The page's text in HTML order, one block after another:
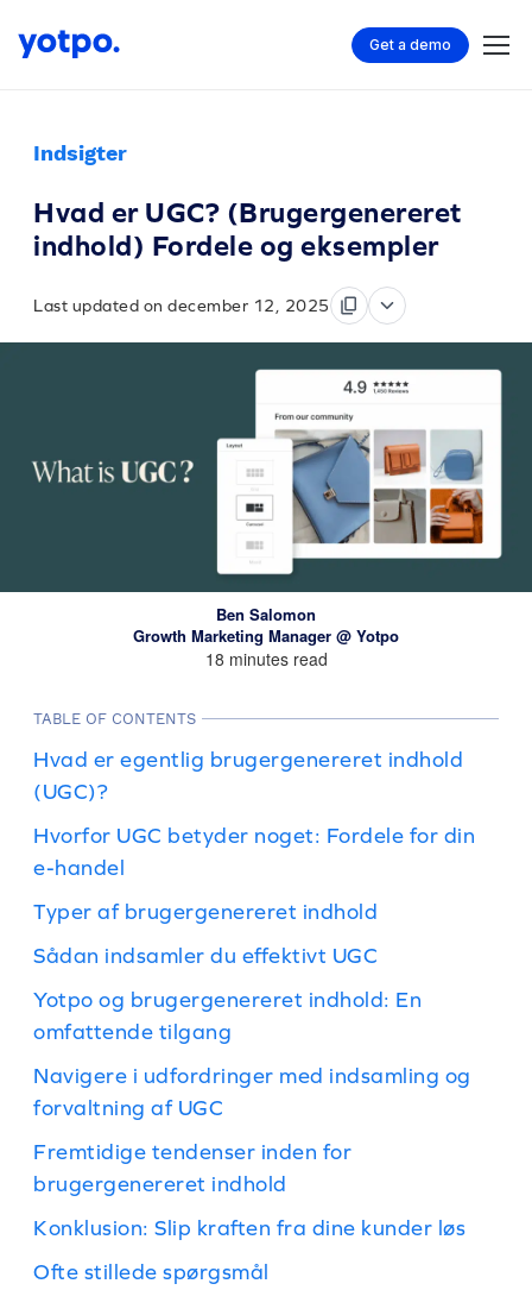
Get a demo
Indsigter
Hvad er UGC? (Brugergenereret
indhold) Fordele og eksempler
Last updated on december 12, 2025
Ben Salomon
Growth Marketing Manager @ Yotpo
18 minutes read
TABLE OF CONTENTS
Hvad er egentlig brugergenereret indhold
(UGC)?
Hvorfor UGC betyder noget: Fordele for din
e-handel
Typer af brugergenereret indhold
Sådan indsamler du effektivt UGC
Yotpo og brugergenereret indhold: En
omfattende tilgang
Navigere i udfordringer med indsamling og
forvaltning af UGC
Fremtidige tendenser inden for
brugergenereret indhold
Konklusion: Slip kraften fra dine kunder løs
Ofte stillede spørgsmål